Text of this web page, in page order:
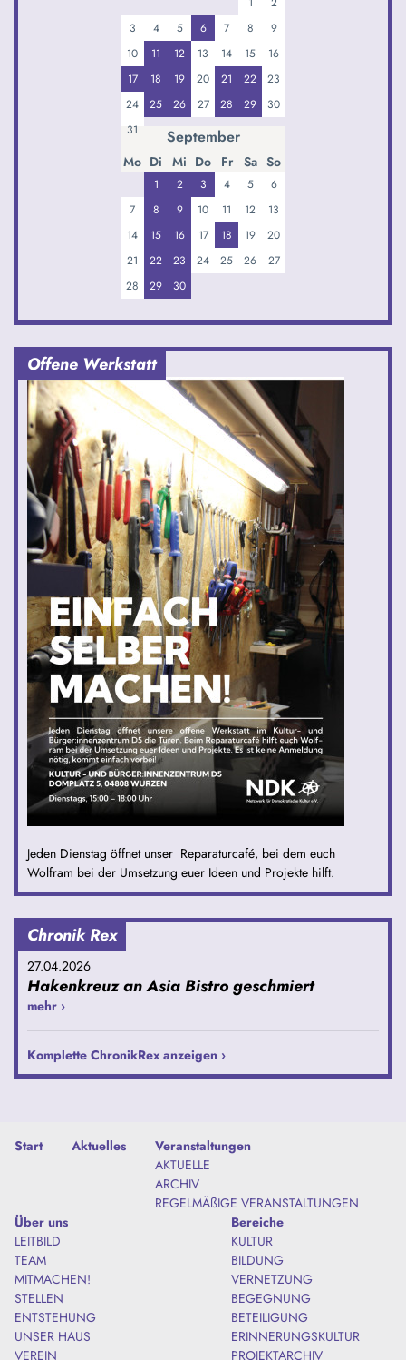
3
4 5 6 7 8
9
10
11 12 13 14 15
16
17
18 19 20 21 22
23
24
25 26 27 28 29
30
31
September
Mo Di Mi Do Fr Sa So
1 2 3 4 5
6
7
8 9 10 11 12
13
14
15 16 17 18 19
20
21
22 23 24 25 26
27
28
29 30
Offene Werkstatt
Jeden Dienstag öffnet unser Reparaturcafé, bei dem euch
Wolfram bei der Umsetzung euer Ideen und Projekte hilft.
Chronik Rex
27.04.2026
Hakenkreuz an Asia Bistro geschmiert
mehr ›
Komplette ChronikRex anzeigen ›
Start Aktuelles
Veranstaltungen
AKTUELLE
ARCHIV
REGELMÄßIGE VERANSTALTUNGEN
Über uns
LEITBILD
TEAM
MITMACHEN!
STELLEN
ENTSTEHUNG
UNSER HAUS
VEREIN
Bereiche
KULTUR
BILDUNG
VERNETZUNG
BEGEGNUNG
BETEILIGUNG
ERINNERUNGSKULTUR
PROJEKTARCHIV